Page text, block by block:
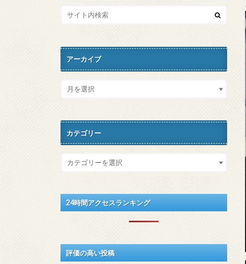
アーカイブ
カテゴリー
24時間アクセスランキング
評価の高い投稿